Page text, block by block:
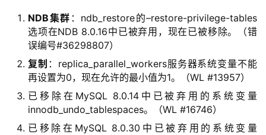
NDB集群 ：ndb_restore的–restore-privilege-tables
选项在NDB 8.0.16中已被弃用，现在已被移除。（错
误编号#36298807）
复制 ：replica_parallel_workers服务器系统变量不能
再设置为0，现在允许的最小值为1。（WL #13957）
已移除在MySQL 8.0.14中已被弃用的系统变量
innodb_undo_tablespaces。（WL #16746）
已移除在MySQL 8.0.30中已被弃用的系统变量